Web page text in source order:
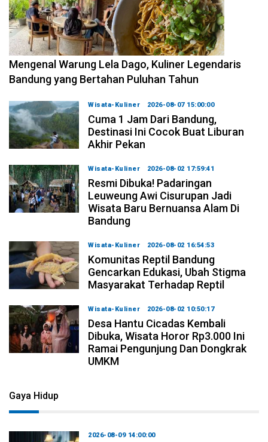
2026-08-09 15:00:00
Mengenal Warung Lela Dago, Kuliner Legendaris
Bandung yang Bertahan Puluhan Tahun
Wisata-Kuliner 2026-08-07 15:00:00
Cuma 1 Jam Dari Bandung,
Destinasi Ini Cocok Buat Liburan
Akhir Pekan
Wisata-Kuliner 2026-08-02 17:59:41
Resmi Dibuka! Padaringan
Leuweung Awi Cisurupan Jadi
Wisata Baru Bernuansa Alam Di
Bandung
Wisata-Kuliner 2026-08-02 16:54:53
Komunitas Reptil Bandung
Gencarkan Edukasi, Ubah Stigma
Masyarakat Terhadap Reptil
Wisata-Kuliner 2026-08-02 10:50:17
Desa Hantu Cicadas Kembali
Dibuka, Wisata Horor Rp3.000 Ini
Ramai Pengunjung Dan Dongkrak
UMKM
Gaya Hidup
2026-08-09 14:00:00